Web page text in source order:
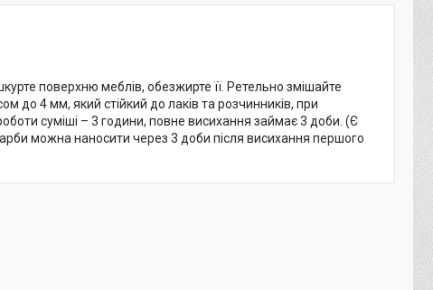
поверхню меблів, обезжирте її. Ретельно змішайте
до 4 мм, який стійкий до лаків та розчинників, при
суміші – 3 години, повне висихання займає 3 доби. (Є
можна наносити через 3 доби після висихання першого